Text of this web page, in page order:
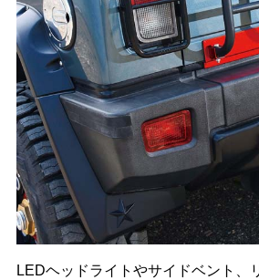
LEDヘッドライトやサイドベント、